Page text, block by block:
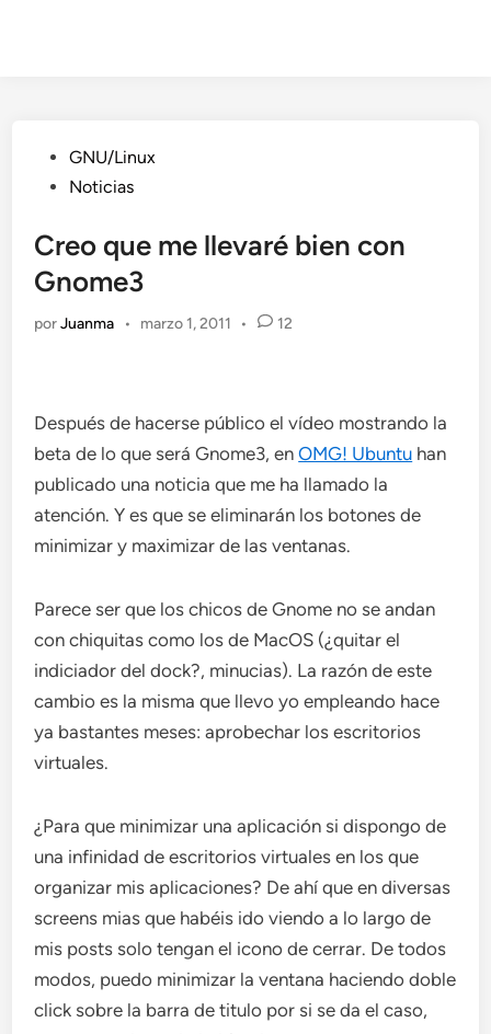
Publicado
en
GNU/Linux
Noticias
Creo que me llevaré bien con
Gnome3
porJuanma • marzo 1, 2011 • 12
Después de hacerse público el vídeo mostrando la
beta de lo que será Gnome3, enOMG! Ubuntu han
publicado una noticia que me ha llamado la
atención. Y es que se eliminarán los botones de
minimizar y maximizar de las ventanas.
Parece ser que los chicos de Gnome no se andan
con chiquitas como los de MacOS (¿quitar el
indiciador del dock?, minucias). La razón de este
cambio es la misma que llevo yo empleando hace
ya bastantes meses: aprobechar los escritorios
virtuales.
¿Para que minimizar una aplicación si dispongo de
una infinidad de escritorios virtuales en los que
organizar mis aplicaciones? De ahí que en diversas
screens mias que habéis ido viendo a lo largo de
mis posts solo tengan el icono de cerrar. De todos
modos, puedo minimizar la ventana haciendo doble
click sobre la barra de titulo por si se da el caso,